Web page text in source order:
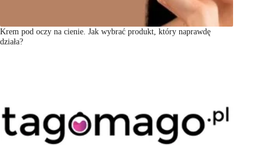
Krem pod oczy na cienie. Jak wybrać produkt, który naprawdę
działa?